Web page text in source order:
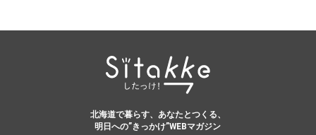
北海道で暮らす、あなたとつくる、
明日への”きっかけ”WEBマガジン